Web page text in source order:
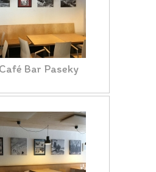
Bar Paseky